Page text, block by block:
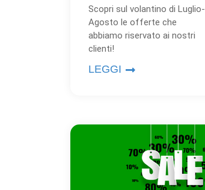
Scopri sul volantino di Luglio-
Agosto le offerte che
abbiamo riservato ai nostri
clienti!
LEGGI